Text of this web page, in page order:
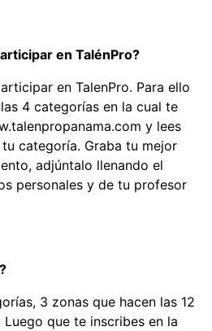
en TalénPro?
en TalenPro. Para ello
4 categorías en la cual te
y lees
categoría. Graba tu mejor
adjúntalo llenando el
personales y de tu profesor
3 zonas que hacen las 12
que te inscribes en la